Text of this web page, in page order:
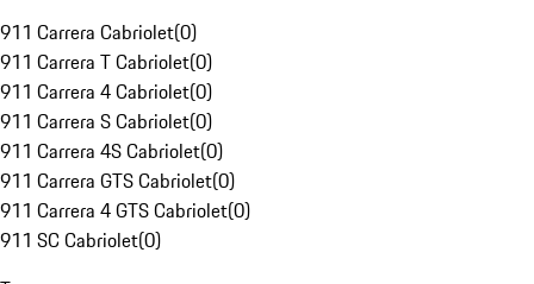
911 Carrera Cabriolet(0)
911 Carrera T Cabriolet(0)
911 Carrera 4 Cabriolet(0)
911 Carrera S Cabriolet(0)
911 Carrera 4S Cabriolet(0)
911 Carrera GTS Cabriolet(0)
911 Carrera 4 GTS Cabriolet(0)
911 SC Cabriolet(0)